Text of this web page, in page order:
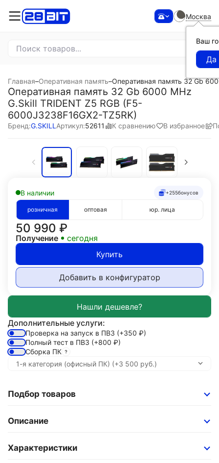
Москва
Ваш
Главная–Оперативная память–Оперативная память 32 Gb
Оперативная память 32 Gb 6000 MHz
G.Skill TRIDENT Z5 RGB (F5-
6000J3238F16GX2-TZ5RK)
Бренд:G.SKILL Артикул:52611 К сравнению В избранное
В наличии +255бонусов
розничная оптовая юр. лица
50 990 ₽
Получение
сегодня
Купить
Добавить в конфигуратор
Дополнительные услуги:
Проверка на запуск в ПВЗ (+350 ₽)
Полный тест в ПВЗ (+800 ₽)
Сборка ПК
Подбор товаров
Описание
Характеристики